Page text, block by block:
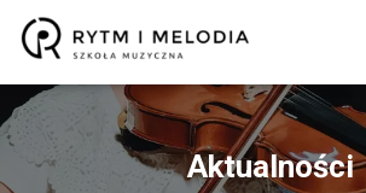
Aktualności